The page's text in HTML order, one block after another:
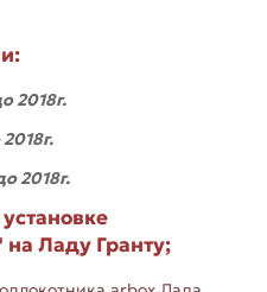
2018г.
2018г.
Ладу Гранту;